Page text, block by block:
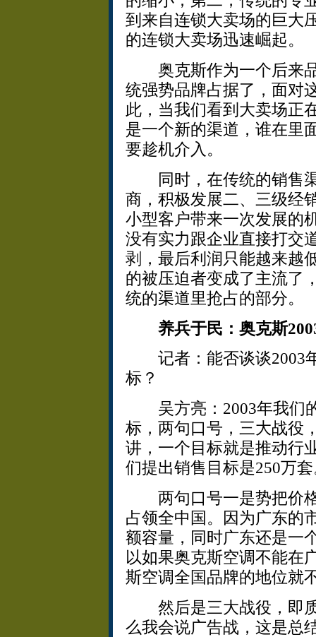
到来自连锁大卖场的巨大
的连锁大卖场迅速崛起。
奥克斯作为一个后来品
统强势品牌占据了，面对
此，当我们看到大卖场正
是一个新的渠道，谁在里
要趁机介入。
同时，在传统的销售渠
商，积极发展二、三级经
小型客户带来一次发展的
没有实力跟企业直接打交
剥，最后利润只能越来越
的被压迫者变成了主流了
统的渠道里抢占的部分。
养兵于民：奥克斯
记者：能否谈谈2003
标？
吴方亮：2003年我们
标，两句口号，三大战役
讲，一个目标就是推动行
们提出销售目标是250万
两句口号一是势把价格
占领全中国。因为广东的
额容量，同时广东还是一
以如果奥克斯空调不能在
斯空调全国品牌的地位就
然后是三大战役，即质
么我会说广告战，这是总